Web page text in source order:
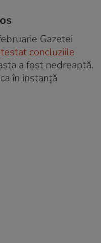
Gazetei
concluziile
a fost nedreaptă.
în instanță